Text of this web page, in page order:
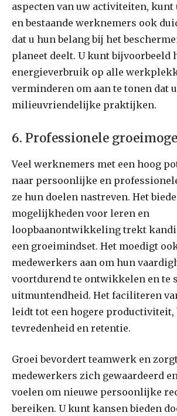
aspecten van uw activiteiten, kunt
en bestaande werknemers ook
dat u hun belang bij het
planeet deelt. U kunt bijvoorbeeld
energieverbruik op alle
verminderen om aan te tonen dat
milieuvriendelijke praktijken.
6. Professionele
Veel werknemers met een hoog
naar persoonlijke en
ze hun doelen nastreven. Het
mogelijkheden voor leren en
loopbaanontwikkeling trekt
een groeimindset. Het moedigt
medewerkers aan om hun
voortdurend te ontwikkelen en te
uitmuntendheid. Het faciliteren
leidt tot een hogere
tevredenheid en retentie.
Groei bevordert teamwerk en
medewerkers zich gewaardeerd
voelen om nieuwe persoonlijke
bereiken. U kunt kansen bieden